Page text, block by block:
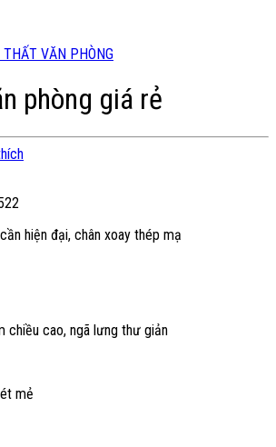
THẤT VĂN PHÒNG
phòng giá rẻ
hiện đại, chân xoay thép mạ
chiều cao, ngã lưng thư giản
mẻ